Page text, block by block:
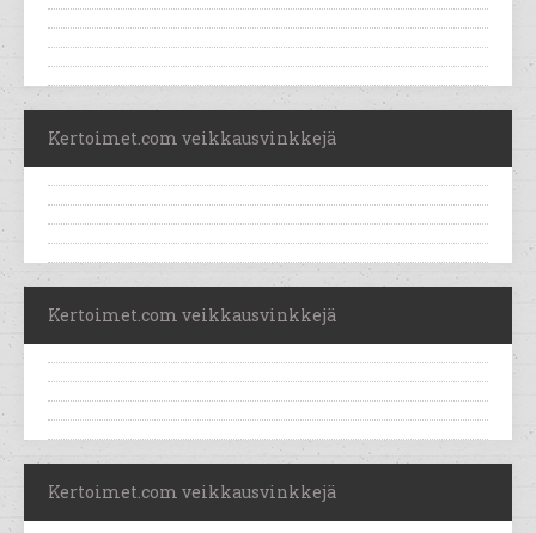
Kertoimet.com veikkausvinkkejä
Kertoimet.com veikkausvinkkejä
Kertoimet.com veikkausvinkkejä